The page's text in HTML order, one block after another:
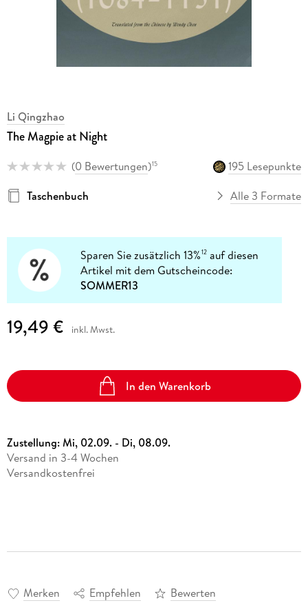
Li Qingzhao
The Magpie at Night
(0 Bewertungen)15
195 Lesepunkte
Taschenbuch
Alle 3 Formate
Sparen Sie zusätzlich 13%12 auf diesen
Artikel mit dem Gutscheincode:
SOMMER13
19,49 € inkl. Mwst.
In den Warenkorb
Zustellung:Mi, 02.09. - Di, 08.09.
Versand in 3-4 Wochen
Versandkostenfrei
Merken Empfehlen Bewerten